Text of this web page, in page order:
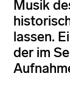
Musik
lassen.
der im